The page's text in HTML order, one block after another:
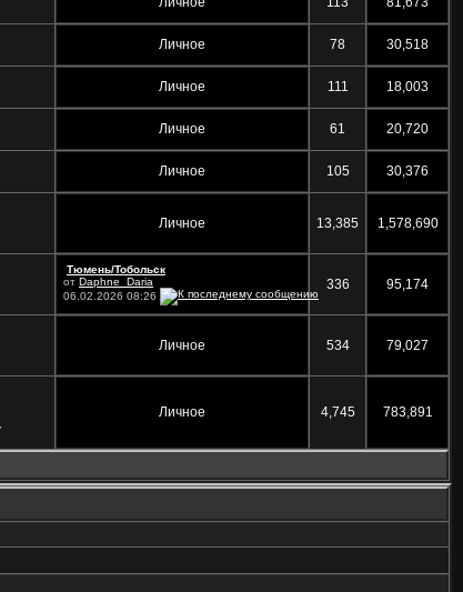
Личное 78 30,518
Личное 111 18,003
Личное 61 20,720
Личное 105 30,376
Личное 13,385 1,578,690
Тюмень/Тобольск
от Daphne_Daria
06.02.2026 08:26
336 95,174
Личное 534 79,027
Личное 4,745 783,891